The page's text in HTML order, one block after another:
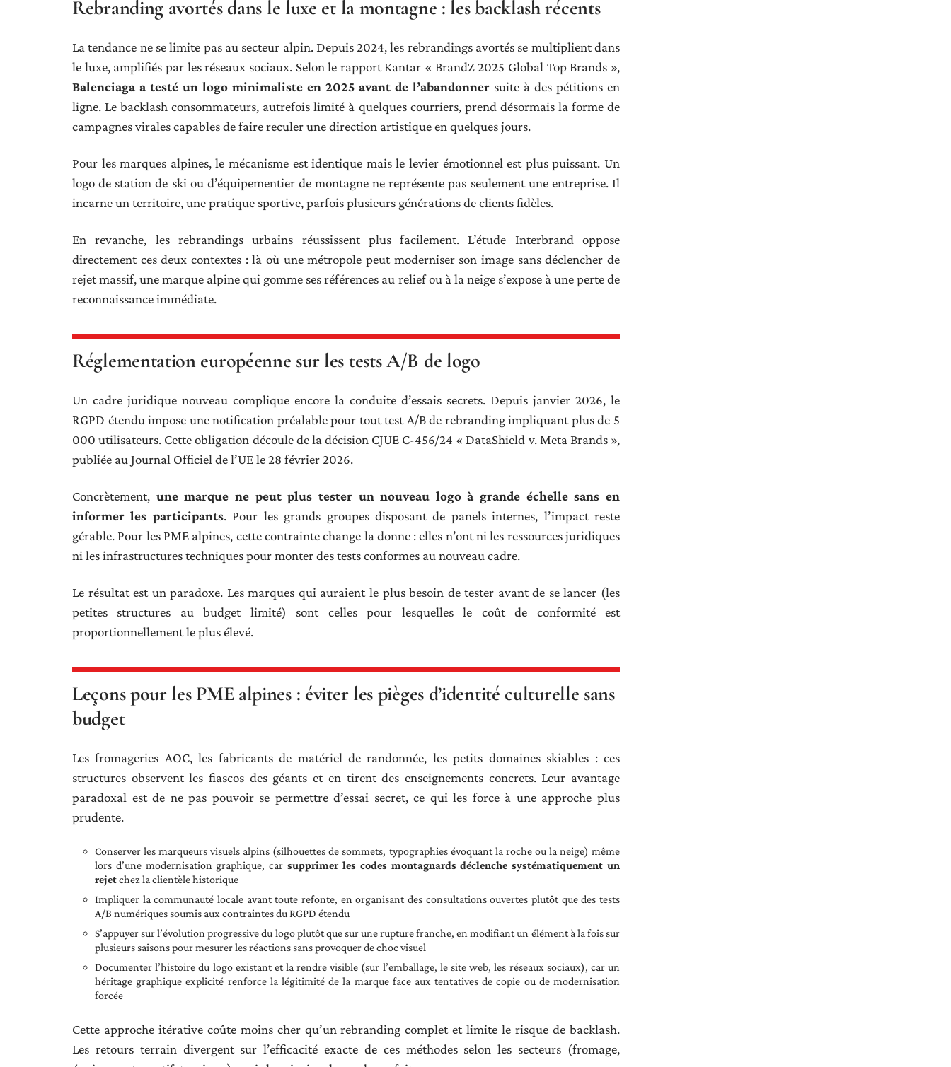
Rebranding avortés dans le luxe et la montagne : les backlash récents
La tendance ne se limite pas au secteur alpin. Depuis 2024, les rebrandings avortés se multiplient dans
le luxe, amplifiés par les réseaux sociaux. Selon le rapport Kantar « BrandZ 2025 Global Top Brands »,
Balenciaga a testé un logo minimaliste en 2025 avant de l’abandonner suite à des pétitions en
ligne. Le backlash consommateurs, autrefois limité à quelques courriers, prend désormais la forme de
campagnes virales capables de faire reculer une direction artistique en quelques jours.
Pour les marques alpines, le mécanisme est identique mais le levier émotionnel est plus puissant. Un
logo de station de ski ou d’équipementier de montagne ne représente pas seulement une entreprise. Il
incarne un territoire, une pratique sportive, parfois plusieurs générations de clients fidèles.
En revanche, les rebrandings urbains réussissent plus facilement. L’étude Interbrand oppose
directement ces deux contextes : là où une métropole peut moderniser son image sans déclencher de
rejet massif, une marque alpine qui gomme ses références au relief ou à la neige s’expose à une perte de
reconnaissance immédiate.
Réglementation européenne sur les tests A/B de logo
Un cadre juridique nouveau complique encore la conduite d’essais secrets. Depuis janvier 2026, le
RGPD étendu impose une notification préalable pour tout test A/B de rebranding impliquant plus de 5
000 utilisateurs. Cette obligation découle de la décision CJUE C-456/24 « DataShield v. Meta Brands »,
publiée au Journal Officiel de l’UE le 28 février 2026.
Concrètement, une marque ne peut plus tester un nouveau logo à grande échelle sans en
informer les participants. Pour les grands groupes disposant de panels internes, l’impact reste
gérable. Pour les PME alpines, cette contrainte change la donne : elles n’ont ni les ressources juridiques
ni les infrastructures techniques pour monter des tests conformes au nouveau cadre.
Le résultat est un paradoxe. Les marques qui auraient le plus besoin de tester avant de se lancer (les
petites structures au budget limité) sont celles pour lesquelles le coût de conformité est
proportionnellement le plus élevé.
Leçons pour les PME alpines : éviter les pièges d’identité culturelle sans
budget
Les fromageries AOC, les fabricants de matériel de randonnée, les petits domaines skiables : ces
structures observent les fiascos des géants et en tirent des enseignements concrets. Leur avantage
paradoxal est de ne pas pouvoir se permettre d’essai secret, ce qui les force à une approche plus
prudente.
Conserver les marqueurs visuels alpins (silhouettes de sommets, typographies évoquant la roche ou la neige) même
lors d’une modernisation graphique, carsupprimer les codes montagnards déclenche systématiquement un
rejetchez la clientèle historique
Impliquer la communauté locale avant toute refonte, en organisant des consultations ouvertes plutôt que des tests
A/B numériques soumis aux contraintes du RGPD étendu
S’appuyer sur l’évolution progressive du logo plutôt que sur une rupture franche, en modifiant un élément à la fois sur
plusieurs saisons pour mesurer les réactions sans provoquer de choc visuel
Documenter l’histoire du logo existant et la rendre visible (sur l’emballage, le site web, les réseaux sociaux), car un
héritage graphique explicité renforce la légitimité de la marque face aux tentatives de copie ou de modernisation
forcée
Cette approche itérative coûte moins cher qu’un rebranding complet et limite le risque de backlash.
Les retours terrain divergent sur l’efficacité exacte de ces méthodes selon les secteurs (fromage,